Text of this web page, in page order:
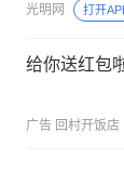
光明网 打开
给你送红包
广告 回村开饭店